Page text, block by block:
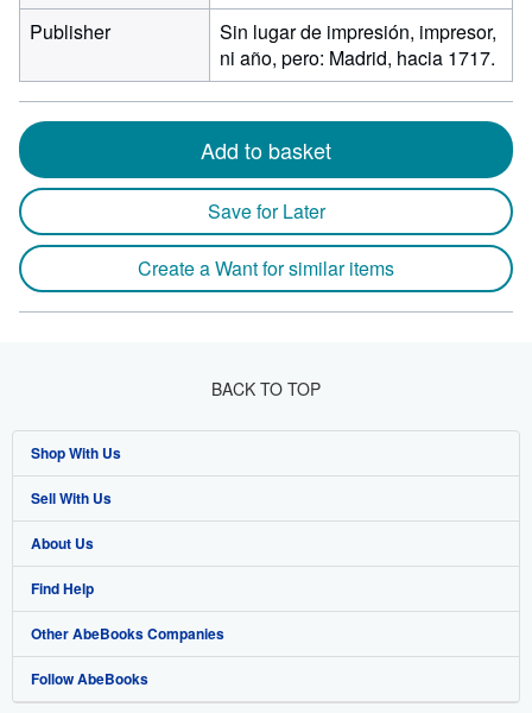
Publisher
Sin lugar de impresión, impresor,
ni año, pero: Madrid, hacia 1717.
Add to basket
Save for Later
Create a Want for similar items
BACK TO TOP
Shop With Us
Advanced Search
Browse Collections
My Account
My Orders
View Basket
Sell With Us
Start Selling
Join Our Affiliate Program
Book Buyback
Refer a seller
About Us
About AbeBooks
Media
Careers
Find Help
Help
Customer Support
Other AbeBooks Companies
AbeBooks.co.uk
Follow AbeBooks